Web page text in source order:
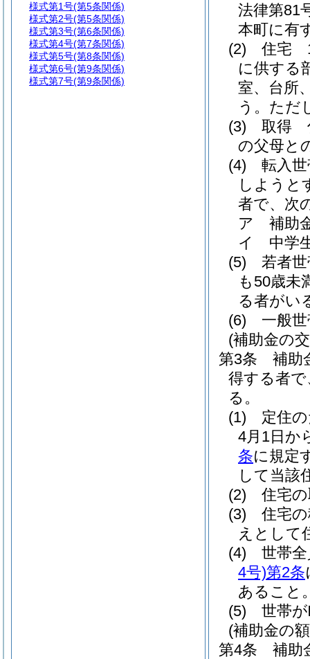
法律第81
本町に有
(2)
住宅
に供する
室、台所
う。 ただ
(3)
取得
の父母と
(4)
転入
しようと
者で、次
ア
補助
イ
中学
(5)
若者
も50歳未
る者がい
(6)
一般
(補助金の
第3条
補助
得する者で
る。
(1)
定住
4月1日か
条に規定
して当該
(2)
住宅
(3)
住宅
えとして
(4)
世帯
4号)第2条
あること
(5)
世帯
(補助金の
第4条
補助
様式第1号(第5条関係)
様式第2号(第5条関係)
様式第3号(第6条関係)
様式第4号(第7条関係)
様式第5号(第8条関係)
様式第6号(第9条関係)
様式第7号(第9条関係)